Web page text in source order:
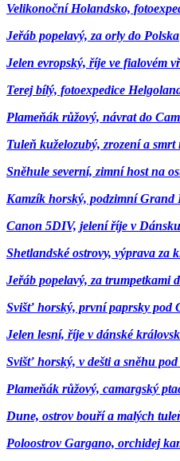
Velikonoční Holandsko,
Jeřáb popelavý, za orly do Polska
Jelen evropský, říje ve fialovém
Terej bílý, fotoexpedice
Plameňák růžový, návrat do
Tuleň kuželozubý, zrození a
Sněhule severní, zimní host na
Kamzík horský, podzimní Grand
Canon 5DIV, jelení říje v Dánsku
Shetlandské ostrovy, výprava za
Jeřáb popelavý, za trumpetkami
Svišť horský, první paprsky pod
Jelen lesní, říje v dánské
Svišť horský, v dešti a sněhu
Plameňák růžový, camargský
Dune, ostrov bouří a malých
Poloostrov Gargano, orchidej